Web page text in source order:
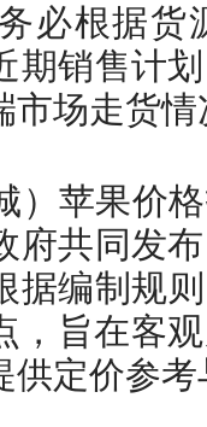
必根据
期销售计
市场走货情
）苹果价
府共同发
据编制规
，旨在客
供定价参